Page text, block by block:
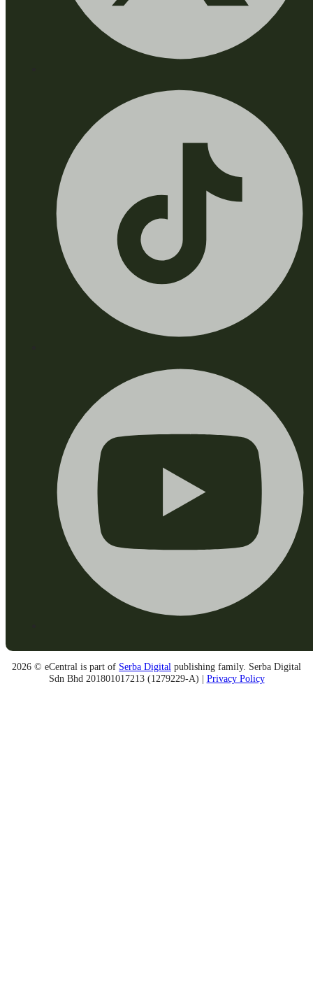
2026 © eCentral is part of Serba Digital publishing family. Serba Digital
Sdn Bhd 201801017213 (1279229-A) | Privacy Policy